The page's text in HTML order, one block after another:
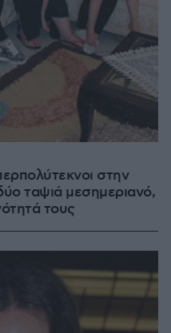
στην
ταψιά μεσημεριανό,
τους